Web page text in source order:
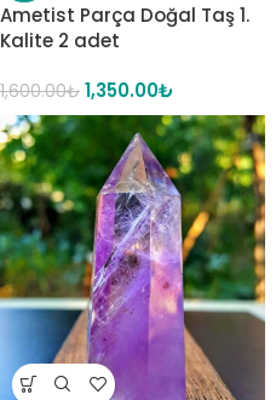
Ametist Parça Doğal Taş 1.
Kalite 2 adet
1,600.00₺ 1,350.00₺